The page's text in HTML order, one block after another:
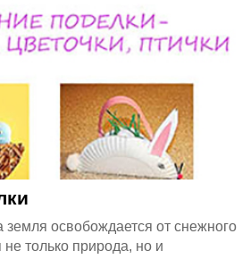
земля освобождается от снежного
только природа, но и